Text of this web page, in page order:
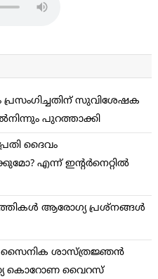
സുവിശേഷക
പുറത്താക്കി
ദൈവം
എന്ന് ഇന്റര്‍നെറ്റില്‍
ആരോഗ്യ പ്രശ്നങ്ങള്‍
സൈനിക ശാസ്ത്രജ്ഞന്‍
കൊറോണ വൈറസ്